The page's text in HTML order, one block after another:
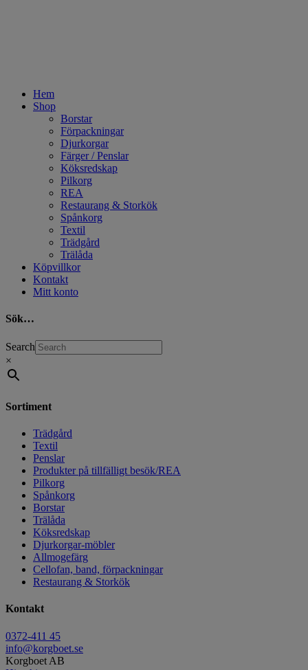
Hem
Shop
Borstar
Förpackningar
Djurkorgar
Färger / Penslar
Köksredskap
Pilkorg
REA
Restaurang & Storkök
Spånkorg
Textil
Trädgård
Trälåda
Köpvillkor
Kontakt
Mitt konto
Sök…
Search
×
Sortiment
Trädgård
Textil
Penslar
Produkter på tillfälligt besök/REA
Pilkorg
Spånkorg
Borstar
Trälåda
Köksredskap
Djurkorgar-möbler
Allmogefärg
Cellofan, band, förpackningar
Restaurang & Storkök
Kontakt
0372-411 45
info@korgboet.se
Korgboet AB